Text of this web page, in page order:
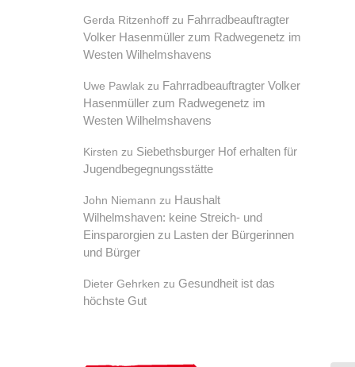
Gerda Ritzenhoff zu Fahrradbeauftragter
Volker Hasenmüller zum Radwegenetz im
Westen Wilhelmshavens
Uwe Pawlak zu Fahrradbeauftragter Volker
Hasenmüller zum Radwegenetz im
Westen Wilhelmshavens
Kirsten zu Siebethsburger Hof erhalten für
Jugendbegegnungsstätte
John Niemann zu Haushalt
Wilhelmshaven: keine Streich- und
Einsparorgien zu Lasten der Bürgerinnen
und Bürger
Dieter Gehrken zuGesundheit ist das
höchste Gut